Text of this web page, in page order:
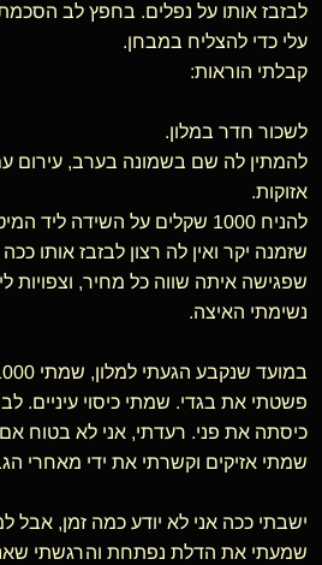
לבזבז אותו על נפלים. בחפץ לב
עלי כדי להצליח במבחן.
קבלתי הוראות:
לשכור חדר במלון.
להמתין לה שם בשמונה בערב, עירום עם
אזוקות.
להניח 1000 שקלים על השידה
שזמנה יקר ואין לה רצון לבזבז אותו
שפגישה איתה שווה כל מחיר, וצפויות
נשימתי האיצה.
פשטתי את בגדי. שמתי כיסוי עיניים.
כיסתה את פני. רעדתי, אני לא בטוח
שמתי אזיקים וקשרתי את ידי מאחרי
ישבתי ככה אני לא יודע כמה זמן, אבל
שמעתי את הדלת נפתחת והרגשתי